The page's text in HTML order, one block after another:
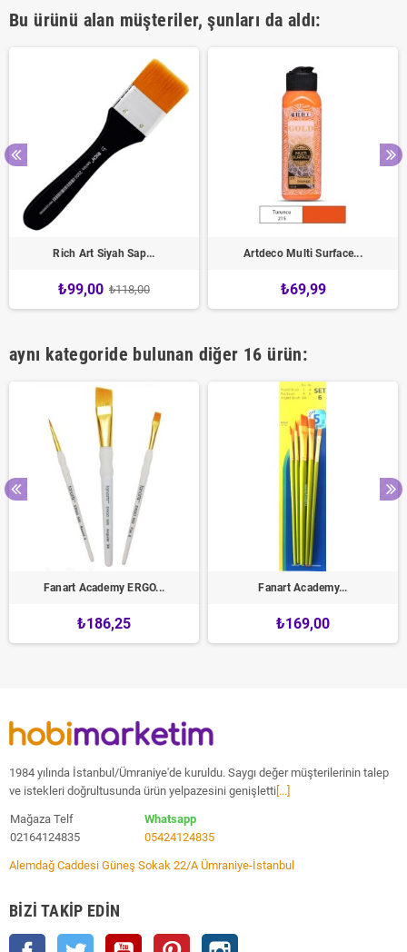
Bu ürünü alan müşteriler, şunları da aldı:
Rich Art Siyah Sap...
₺99,00 ₺118,00
Artdeco Multi Surface...
₺69,99
aynı kategoride bulunan diğer 16 ürün:
Fanart Academy ERGO...
₺186,25
Fanart Academy...
₺169,00
1984 yılında İstanbul/Ümraniye'de kuruldu. Saygı değer müşterilerinin talep
ve istekleri doğrultusunda ürün yelpazesini genişletti [...]
Mağaza Telf
02164124835
Whatsapp
05424124835
Alemdağ Caddesi Güneş Sokak 22/A Ümraniye-İstanbul
BIZI TAKIP EDIN
Facebook Twitter YouTube Pinterest